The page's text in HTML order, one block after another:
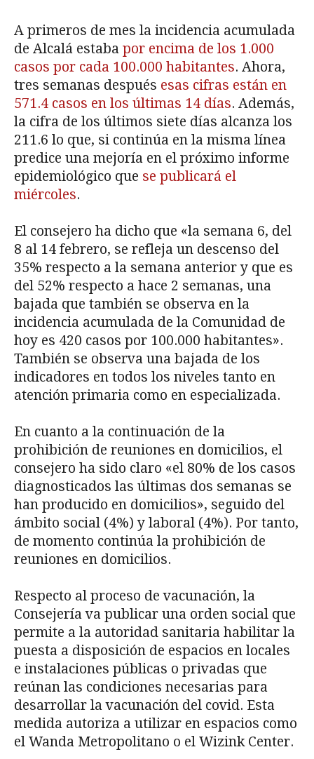
A primeros de mes la incidencia acumulada
de Alcalá estaba por encima de los 1.000
casos por cada 100.000 habitantes. Ahora,
tres semanas después esas cifras están en
571.4 casos en los últimas 14 días. Además,
la cifra de los últimos siete días alcanza los
211.6 lo que, si continúa en la misma línea
predice una mejoría en el próximo informe
epidemiológico que se publicará el
miércoles.
El consejero ha dicho que «la semana 6, del
8 al 14 febrero, se refleja un descenso del
35% respecto a la semana anterior y que es
del 52% respecto a hace 2 semanas, una
bajada que también se observa en la
incidencia acumulada de la Comunidad de
hoy es 420 casos por 100.000 habitantes».
También se observa una bajada de los
indicadores en todos los niveles tanto en
atención primaria como en especializada.
En cuanto a la continuación de la
prohibición de reuniones en domicilios, el
consejero ha sido claro «el 80% de los casos
diagnosticados las últimas dos semanas se
han producido en domicilios», seguido del
ámbito social (4%) y laboral (4%). Por tanto,
de momento continúa la prohibición de
reuniones en domicilios.
Respecto al proceso de vacunación, la
Consejería va publicar una orden social que
permite a la autoridad sanitaria habilitar la
puesta a disposición de espacios en locales
e instalaciones públicas o privadas que
reúnan las condiciones necesarias para
desarrollar la vacunación del covid. Esta
medida autoriza a utilizar en espacios como
el Wanda Metropolitano o el Wizink Center.